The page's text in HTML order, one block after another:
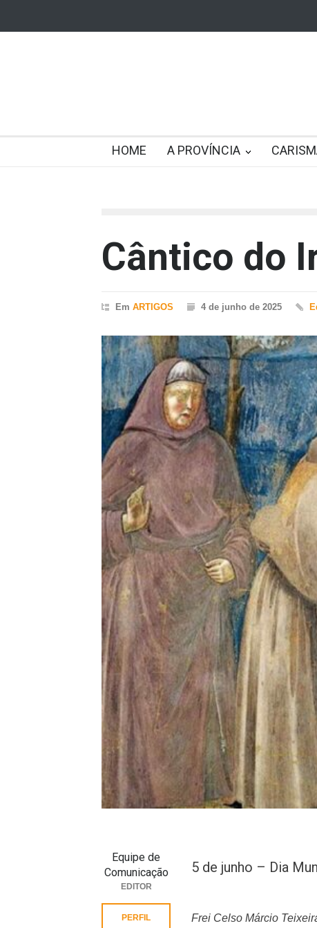
HOME A PROVÍNCIA
Cântico do
Em ARTIGOS 4 de junho de 2025
5 de junho – Dia
Frei Celso Márcio
Equipe de
Comunicação
EDITOR
PERFIL